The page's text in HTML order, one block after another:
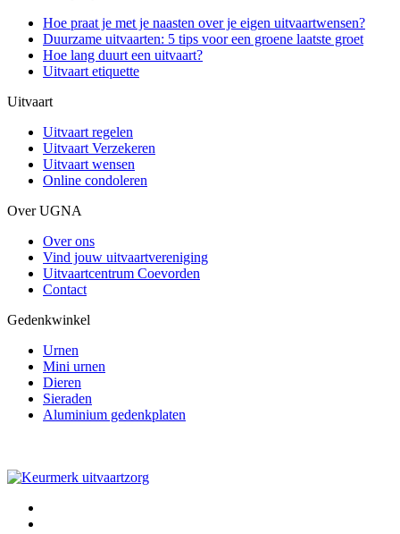
Hoe praat je met je naasten over je eigen uitvaartwensen?
Duurzame uitvaarten: 5 tips voor een groene laatste groet
Hoe lang duurt een uitvaart?
Uitvaart etiquette
Uitvaart
Uitvaart regelen
Uitvaart Verzekeren
Uitvaart wensen
Online condoleren
Over UGNA
Over ons
Vind jouw uitvaartvereniging
Uitvaartcentrum Coevorden
Contact
Gedenkwinkel
Urnen
Mini urnen
Dieren
Sieraden
Aluminium gedenkplaten